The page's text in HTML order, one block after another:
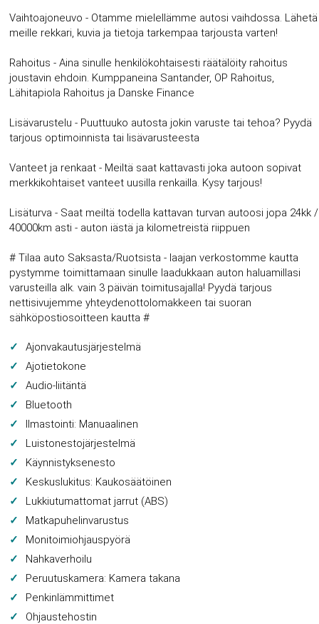
Vaihtoajoneuvo - Otamme mielellämme autosi vaihdossa. Lähetä
meille rekkari, kuvia ja tietoja tarkempaa tarjousta varten!
Rahoitus - Aina sinulle henkilökohtaisesti räätälöity rahoitus
joustavin ehdoin. Kumppaneina Santander, OP Rahoitus,
Lähitapiola Rahoitus ja Danske Finance
Lisävarustelu - Puuttuuko autosta jokin varuste tai tehoa? Pyydä
tarjous optimoinnista tai lisävarusteesta
Vanteet ja renkaat - Meiltä saat kattavasti joka autoon sopivat
merkkikohtaiset vanteet uusilla renkailla. Kysy tarjous!
Lisäturva - Saat meiltä todella kattavan turvan autoosi jopa 24kk /
40000km asti - auton iästä ja kilometreistä riippuen
# Tilaa auto Saksasta/Ruotsista - laajan verkostomme kautta
pystymme toimittamaan sinulle laadukkaan auton haluamillasi
varusteilla alk. vain 3 päivän toimitusajalla! Pyydä tarjous
nettisivujemme yhteydenottolomakkeen tai suoran
sähköpostiosoitteen kautta #
Ajonvakautusjärjestelmä
Ajotietokone
Audio-liitäntä
Bluetooth
Ilmastointi: Manuaalinen
Luistonestojärjestelmä
Käynnistyksenesto
Keskuslukitus: Kaukosäätöinen
Lukkiutumattomat jarrut (ABS)
Matkapuhelinvarustus
Monitoimiohjauspyörä
Nahkaverhoilu
Peruutuskamera: Kamera takana
Penkinlämmittimet
Ohjaustehostin